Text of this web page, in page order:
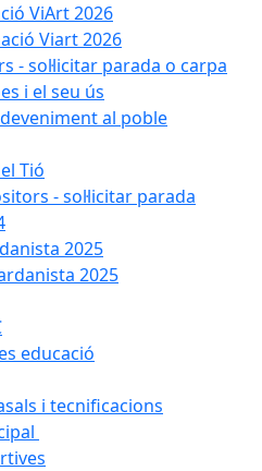
ViArt 2026
Viart 2026
- sol·licitar parada o carpa
i el seu ús
al poble
Tió
- sol·licitar parada
2025
2025
educació
i tecnificacions